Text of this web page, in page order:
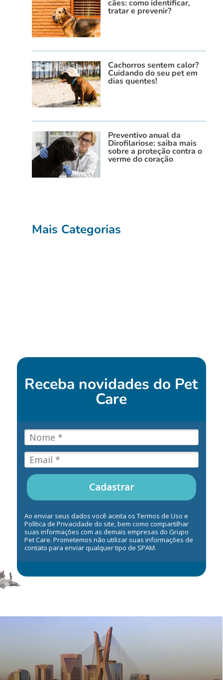
cães: como identificar,
tratar e prevenir?
Cachorros sentem calor?
Cuidando do seu pet em
dias quentes!
Preventivo anual da
Dirofilariose: saiba mais
sobre a proteção contra o
verme do coração
Mais Categorias
Receba novidades do Pet
Care
Cadastrar
Ao enviar seus dados você aceita os Termos de Uso e
Política de Privacidade do site, bem como compartilhar
suas informações com as demais empresas do Grupo
Pet Care. Prometemos não utilizar suas informações de
contato para enviar qualquer tipo de SPAM.